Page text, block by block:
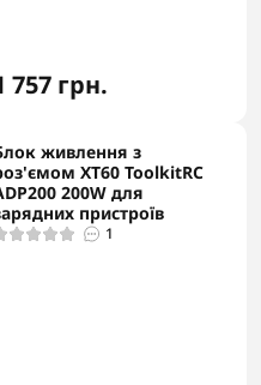
757 грн.
живлення з
ХТ60 ToolkitRC
200W для
пристроїв
1